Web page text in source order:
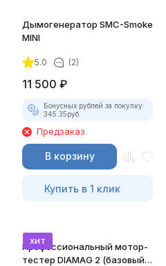
Дымогенератор SMC-Smoke
MINI
5.0 (2)
11 500 ₽
Бонусных рублей за покупку:
345.35руб.
Предзаказ
В корзину
Купить в 1 клик
хит
Профессиональный мотор-
тестер DIAMAG 2 (базовый